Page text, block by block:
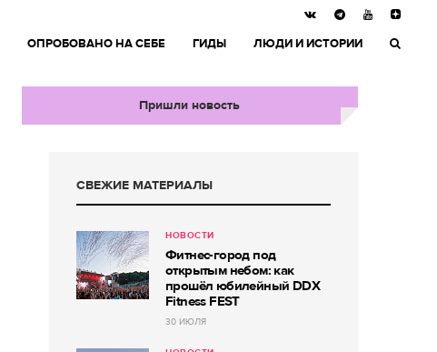
ОПРОБОВАНО НА СЕБЕ ГИДЫ ЛЮДИ И ИСТОРИИ
Пришли новость
СВЕЖИЕ МАТЕРИАЛЫ
НОВОСТИ
Фитнес-город под
открытым небом: как
прошёл юбилейный DDX
Fitness FEST
30 ИЮЛЯ